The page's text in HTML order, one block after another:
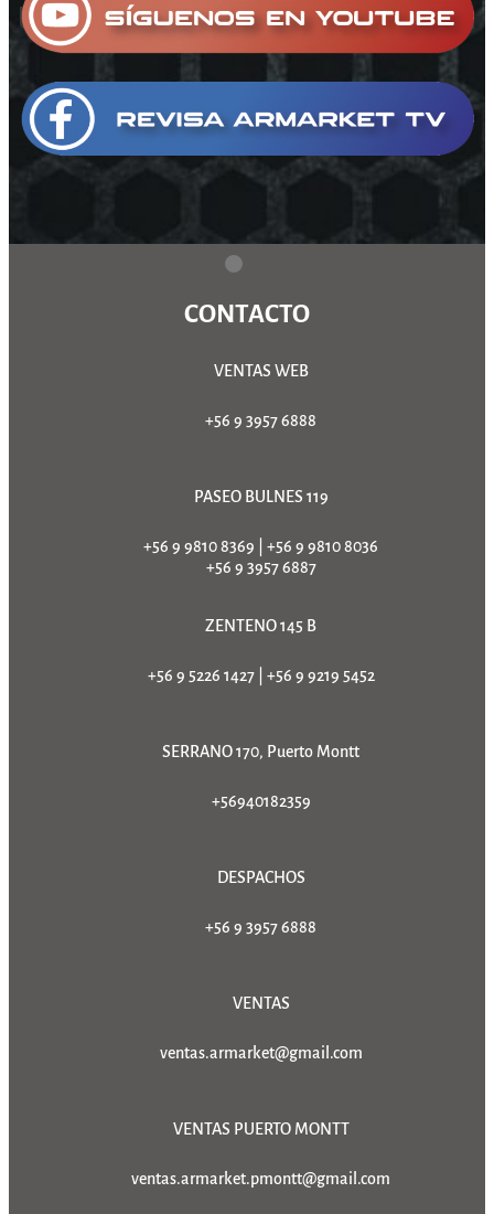
CONTACTO
VENTAS WEB
+56 9 3957 6888
PASEO BULNES 119
+56 9 9810 8369
+56 9 9810 8036
+56 9 3957 6887
ZENTENO 145 B
+56 9 5226 1427| +56 9 9219 5452
SERRANO 170, Puerto Montt
+56940182359
DESPACHOS
+56 9 3957 6888
VENTAS
ventas.armarket@gmail.com
VENTAS PUERTO MONTT
ventas.armarket.pmontt@gmail.com